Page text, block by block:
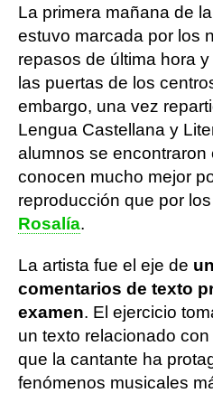
La primera mañana de la
estuvo marcada por los
repasos de última hora
las puertas de los
embargo, una vez
Lengua Castellana y
alumnos se encontraron
conocen mucho mejor
reproducción que por
Rosalía.
La artista fue el eje de
comentarios de texto
examen. El ejercicio
un texto relacionado
que la cantante ha
fenómenos musicales